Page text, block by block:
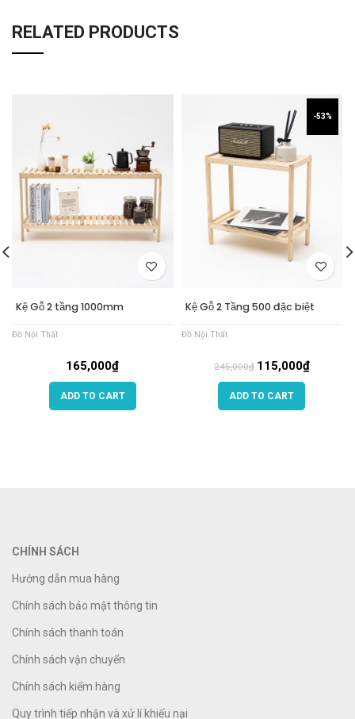
RELATED PRODUCTS
Kệ Gỗ 2 tầng 1000mm
Đồ Nội Thất
165,000₫
ADD TO CART
-53%
Kệ Gỗ 2 Tầng 500 đặc biệt
Đồ Nội Thất
245,000₫ 115,000₫
ADD TO CART
CHÍNH SÁCH
Hướng dẫn mua hàng
Chính sách bảo mật thông tin
Chính sách thanh toán
Chính sách vận chuyển
Chính sách kiểm hàng
Quy trình tiếp nhận và xử lí khiếu nại